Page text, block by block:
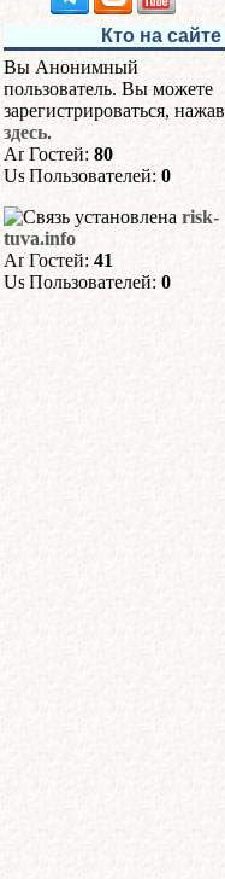
Кто на сайте
Вы Анонимный
пользователь. Вы можете
зарегистрироваться, нажав
здесь.
Гостей: 80
Пользователей: 0
risk-
tuva.info
Гостей: 41
Пользователей: 0